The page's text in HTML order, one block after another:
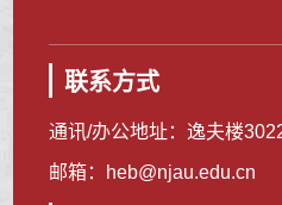
联系方式
通讯/办公地址：逸夫楼
邮箱：
heb@njau.edu.cn